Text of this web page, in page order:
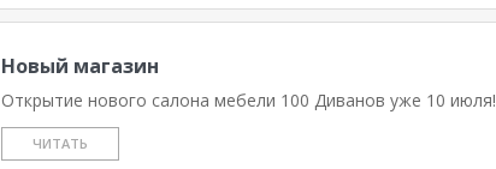
Новый магазин
Открытие нового салона мебели 100 Диванов уже 10 июля!
ЧИТАТЬ